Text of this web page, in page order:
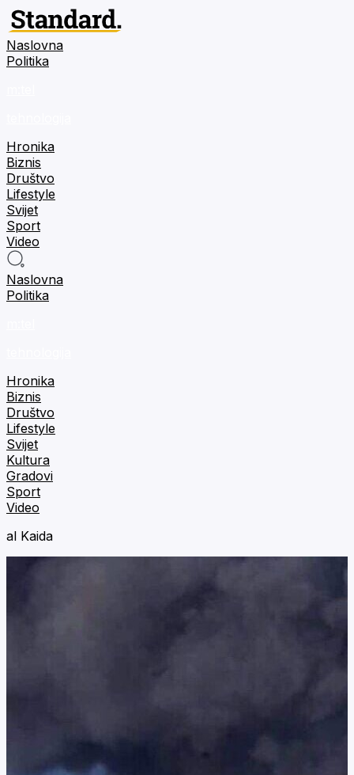
Naslovna
Politika
Hronika
Biznis
Društvo
Lifestyle
Svijet
Sport
Video
Naslovna
Politika
Hronika
Biznis
Društvo
Lifestyle
Svijet
Kultura
Gradovi
Sport
Video
al Kaida